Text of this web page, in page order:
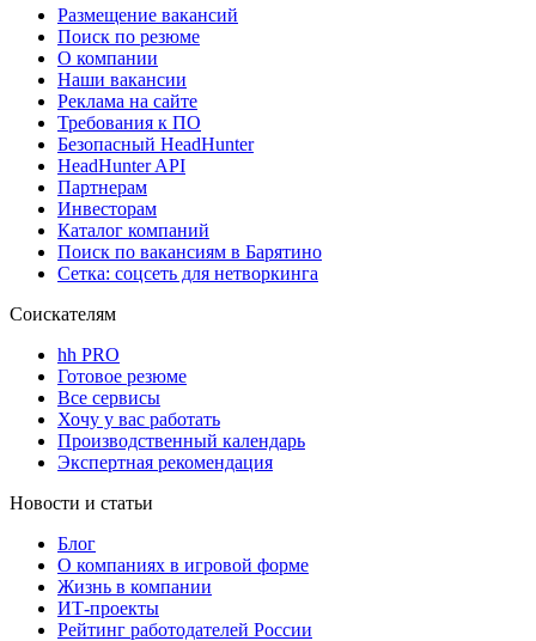
Размещение вакансий
Поиск по резюме
О компании
Наши вакансии
Реклама на сайте
Требования к ПО
Безопасный HeadHunter
HeadHunter API
Партнерам
Инвесторам
Каталог компаний
Поиск по вакансиям в Барятино
Сетка: соцсеть для нетворкинга
Соискателям
hh PRO
Готовое резюме
Все сервисы
Хочу у вас работать
Производственный календарь
Экспертная рекомендация
Новости и статьи
Блог
О компаниях в игровой форме
Жизнь в компании
ИТ-проекты
Рейтинг работодателей России